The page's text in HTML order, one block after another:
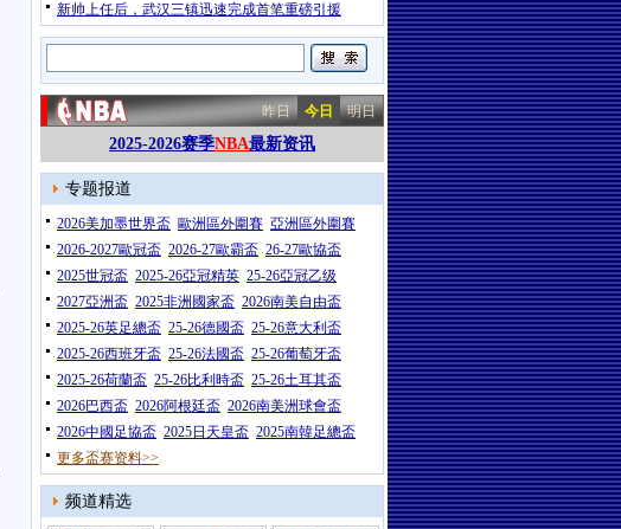
新帅上任后，武汉三镇迅速完成首笔重磅引援
昨日 今日 明日
2025-2026赛季NBA最新资讯
专题报道
2026美加墨世界盃 歐洲區外圍賽 亞洲區外圍賽
2026-2027歐冠盃 2026-27歐霸盃 26-27歐協盃
2025世冠盃 2025-26亞冠精英 25-26亞冠乙级
2027亞洲盃 2025非洲國家盃 2026南美自由盃
2025-26英足總盃 25-26德國盃 25-26意大利盃
2025-26西班牙盃 25-26法國盃 25-26葡萄牙盃
2025-26荷蘭盃 25-26比利時盃 25-26土耳其盃
2026巴西盃 2026阿根廷盃 2026南美洲球會盃
2026中國足協盃 2025日天皇盃 2025南韓足總盃
更多盃赛资料>>
频道精选